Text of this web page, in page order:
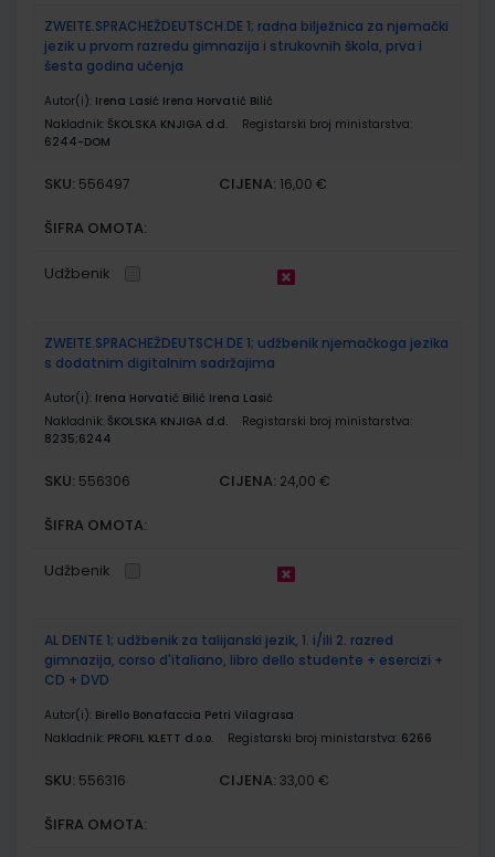
ZWEITE.SPRACHEŽDEUTSCH.DE 1; radna bilježnica za njemački
jezik u prvom razredu gimnazija i strukovnih škola, prva i
šesta godina učenja
Autor(i): Irena Lasić Irena Horvatić Bilić
Nakladnik: ŠKOLSKA KNJIGA d.d.
Registarski broj ministarstva:
6244-DOM
SKU: 556497 CIJENA: 16,00 €
ŠIFRA OMOTA:
Udžbenik
ZWEITE.SPRACHEŽDEUTSCH.DE 1; udžbenik njemačkoga jezika
s dodatnim digitalnim sadržajima
Autor(i): Irena Horvatić Bilić Irena Lasić
Nakladnik: ŠKOLSKA KNJIGA d.d.
Registarski broj ministarstva:
8235;6244
SKU: 556306 CIJENA: 24,00 €
ŠIFRA OMOTA:
Udžbenik
AL DENTE 1; udžbenik za talijanski jezik, 1. i/ili 2. razred
gimnazija, corso d'italiano, libro dello studente + esercizi +
CD + DVD
Autor(i): Birello Bonafaccia Petri Vilagrasa
Nakladnik: PROFIL KLETT d.o.o. Registarski broj ministarstva: 6266
SKU: 556316 CIJENA: 33,00 €
ŠIFRA OMOTA: